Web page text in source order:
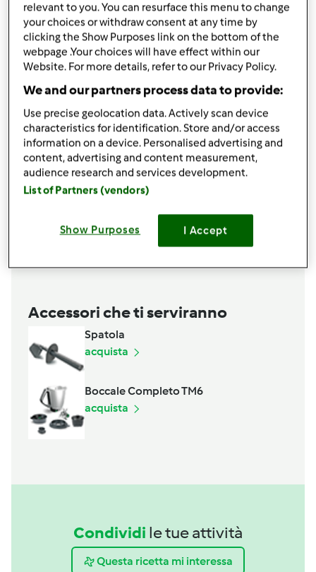
Ingredienti
Minestra di farro e ceci
1carota
1Scatola ceci lessati
1/2cipolla
100grammofarro
sale
Aggiungi alla lista della spesa
Accessori che ti serviranno
Spatola
acquista
Boccale Completo TM6
acquista
Condividi le tue attività
Questa ricetta mi interessa
relevant to you. You can resurface this menu to change
your choices or withdraw consent at any time by
clicking the Show Purposes link on the bottom of the
webpage .Your choices will have effect within our
Website. For more details, refer to our Privacy Policy.
We and our partners process data to provide:
Use precise geolocation data. Actively scan device
characteristics for identification. Store and/or access
information on a device. Personalised advertising and
content, advertising and content measurement,
audience research and services development.
List of Partners (vendors)
Show Purposes I Accept